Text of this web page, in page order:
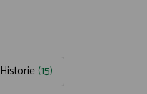
Historie (15)